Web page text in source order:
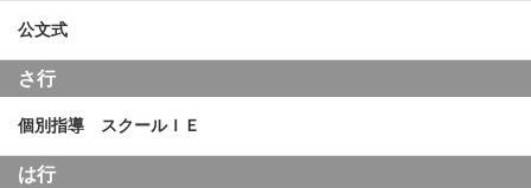
公文式
さ行
個別指導 スクールＩＥ
は行